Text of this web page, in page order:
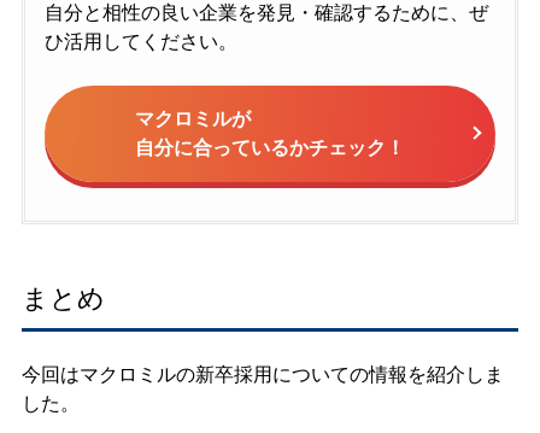
自分と相性の良い企業を発見・確認するために、ぜ
ひ活用してください。
マクロミルが
自分に合っているかチェック！
まとめ
今回はマクロミルの新卒採用についての情報を紹介しま
した。